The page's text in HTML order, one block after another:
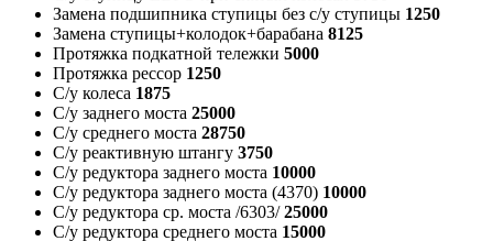
Замена подшипника ступицы без с/у ступицы 1250
Замена ступицы+колодок+барабана 8125
Протяжка подкатной тележки 5000
Протяжка рессор 1250
С/у колеса 1875
С/у заднего моста 25000
С/у среднего моста 28750
С/у реактивную штангу 3750
С/у редуктора заднего моста 10000
С/у редуктора заднего моста (4370) 10000
С/у редуктора ср. моста /6303/25000
С/у редуктора среднего моста 15000